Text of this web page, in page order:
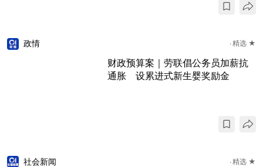
政情 精选 ★
财政预算案｜劳联倡公务员加薪抗
通胀 设累进式新生婴奖励金
社会新闻 精选 ★